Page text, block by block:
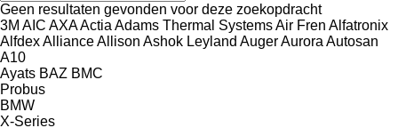
Geen resultaten gevonden voor deze zoekopdracht
3M AIC AXAActia Adams Thermal SystemsAir Fren Alfatronix
AlfdexAllianceAllison Ashok Leyland AugerAurora Autosan
A10
Ayats BAZ BMC
Probus
BMW
X-Series